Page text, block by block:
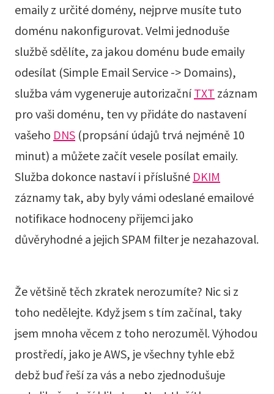
emaily z určité domény, nejprve musíte tuto
doménu nakonfigurovat. Velmi jednoduše
službě sdělíte, za jakou doménu bude emaily
odesílat (Simple Email Service -> Domains),
služba vám vygeneruje autorizačníTXTzáznam
pro vaši doménu, ten vy přidáte do nastavení
vašehoDNS (propsání údajů trvá nejméně 10
minut) a můžete začít vesele posílat emaily.
Služba dokonce nastaví i příslušnéDKIM
záznamy tak, aby byly vámi odeslané emailové
notifikace hodnoceny přijemci jako
důvěryhodné a jejich SPAM filter je nezahazoval.
Že většině těch zkratek nerozumíte? Nic si z
toho nedělejte. Když jsem s tím začínal, taky
jsem mnoha věcem z toho nerozuměl. Výhodou
prostředí, jako je AWS, je všechny tyhle ebž
debž buď řeší za vás a nebo zjednodušuje